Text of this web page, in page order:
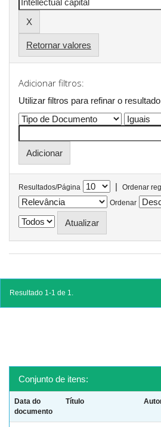
Retornar valores
Adicionar filtros:
Utilizar filtros para refinar o
Resultados/Página |
Ordenar
Ordenar
Resultado 1-1 de 1.
Conjunto de itens:
Data do
documento
Título